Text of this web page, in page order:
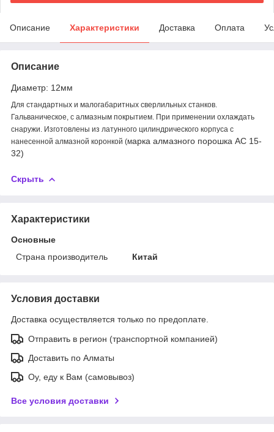
Описание Характеристики Доставка Оплата
Описание
Диаметр: 12мм
Для стандартных и малогабаритных сверлильных станков.
Гальваническое, с алмазным покрытием. При применении охлаждать
снаружи. Изготовлены из латунного цилиндрического корпуса с
нанесенной алмазной коронкой (марка алмазного порошка АС 15-
32)
Скрыть
Характеристики
Основные
Страна производитель
Китай
Условия доставки
Доставка осуществляется только по предоплате.
Отправить в регион (транспортной компанией)
Доставить по Алматы
Оу, еду к Вам (самовывоз)
Все условия доставки